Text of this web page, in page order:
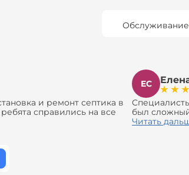
Обслуживание
и ремонт септика в
справились на все
полезные
и электрику.
септик работает как
эту компанию всем, кто
ЕС
был
закупили
Читать